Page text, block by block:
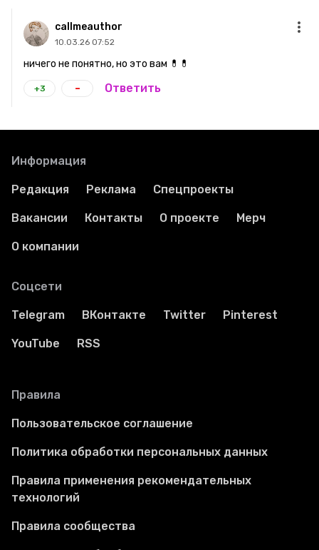
callmeauthor
10.03.26 07:52
ничего не понятно, но это вам 💊💊
+3 - Ответить
Информация
Редакция Реклама Спецпроекты
Вакансии Контакты О проекте Мерч
О компании
Соцсети
Telegram ВКонтакте Twitter Pinterest
YouTube RSS
Правила
Пользовательское соглашение
Политика обработки персональных данных
Правила применения рекомендательных
технологий
Правила сообщества